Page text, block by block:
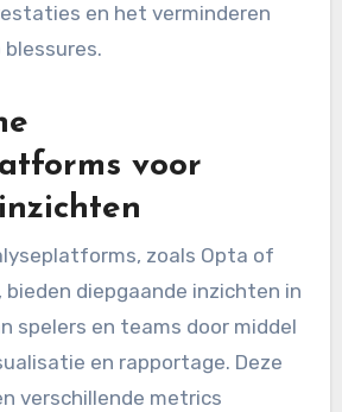
en het verminderen
voor
zoals Opta of
bieden diepgaande inzichten in
spelers en teams door middel
en rapportage. Deze
verschillende metrics